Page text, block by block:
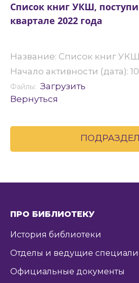
Список книг УКШ,
квартале 2022 года
Название: Список книг
Начало активности (дата):
Файлы: Загрузить
Вернуться
ПРО БИБЛИОТЕКУ
История библиотеки
Отделы и ведущие
Официальные документы